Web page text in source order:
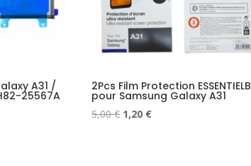
A31 /
25567A
2Pcs Film Protection ESSENTIELB
pour Samsung Galaxy A31
5,00€ Le
1,20 €Le